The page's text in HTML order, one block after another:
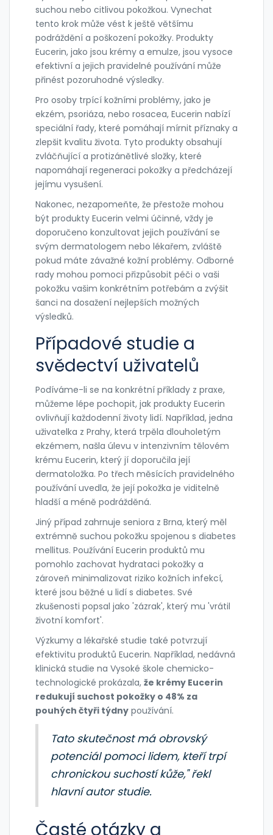
suchou nebo citlivou pokožkou. Vynechat
tento krok může vést k ještě většímu
podráždění a poškození pokožky. Produkty
Eucerin, jako jsou krémy a emulze, jsou vysoce
efektivní a jejich pravidelné používání může
přinést pozoruhodné výsledky.
Pro osoby trpící kožními problémy, jako je
ekzém, psoriáza, nebo rosacea, Eucerin nabízí
speciální řady, které pomáhají mírnit příznaky a
zlepšit kvalitu života. Tyto produkty obsahují
zvláčňující a protizánětlivé složky, které
napomáhají regeneraci pokožky a předcházejí
jejímu vysušení.
Nakonec, nezapomeňte, že přestože mohou
být produkty Eucerin velmi účinné, vždy je
doporučeno konzultovat jejich používání se
svým dermatologem nebo lékařem, zvláště
pokud máte závažné kožní problémy. Odborné
rady mohou pomoci přizpůsobit péči o vaši
pokožku vašim konkrétním potřebám a zvýšit
šanci na dosažení nejlepších možných
výsledků.
Případové studie a
svědectví uživatelů
Podíváme-li se na konkrétní příklady z praxe,
můžeme lépe pochopit, jak produkty Eucerin
ovlivňují každodenní životy lidí. Například, jedna
uživatelka z Prahy, která trpěla dlouholetým
ekzémem, našla úlevu v intenzivním tělovém
krému Eucerin, který jí doporučila její
dermatoložka. Po třech měsících pravidelného
používání uvedla, že její pokožka je viditelně
hladší a méně podrážděná.
Jiný případ zahrnuje seniora z Brna, který měl
extrémně suchou pokožku spojenou s diabetes
mellitus. Používání Eucerin produktů mu
pomohlo zachovat hydrataci pokožky a
zároveň minimalizovat riziko kožních infekcí,
které jsou běžné u lidí s diabetes. Své
zkušenosti popsal jako 'zázrak', který mu 'vrátil
životní komfort'.
Výzkumy a lékařské studie také potvrzují
efektivitu produktů Eucerin. Například, nedávná
klinická studie na Vysoké škole chemicko-
technologické prokázala, že krémy Eucerin
redukují suchost pokožky o 48% za
pouhých čtyři týdny používání.
Tato skutečnost má obrovský
potenciál pomoci lidem, kteří trpí
chronickou suchostí kůže," řekl
hlavní autor studie.
Časté otázky a